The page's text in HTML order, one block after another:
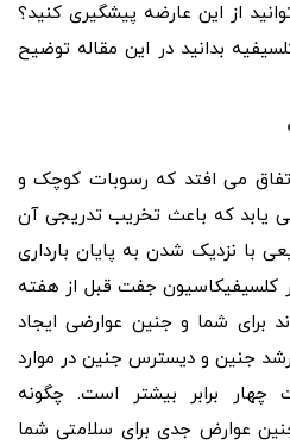
از این عارضه پیشگیری کنید؟
بدانید در این مقاله توضیح
می افتد که رسوبات کوچک و
یابد که باعث تخریب تدریجی آن
با نزدیک شدن به پایان بارداری
کلسیفیکاسیون جفت قبل از هفته
برای شما و جنین عوارضی ایجاد
جنین و دیسترس جنین در موارد
برابر بیشتر است. چگونه
عوارض جدی برای سلامتی شما